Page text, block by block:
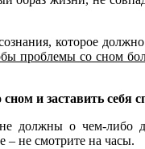
которое
проблемы со сном
и заставить себя
должны о чем-либо
– не смотрите на часы.